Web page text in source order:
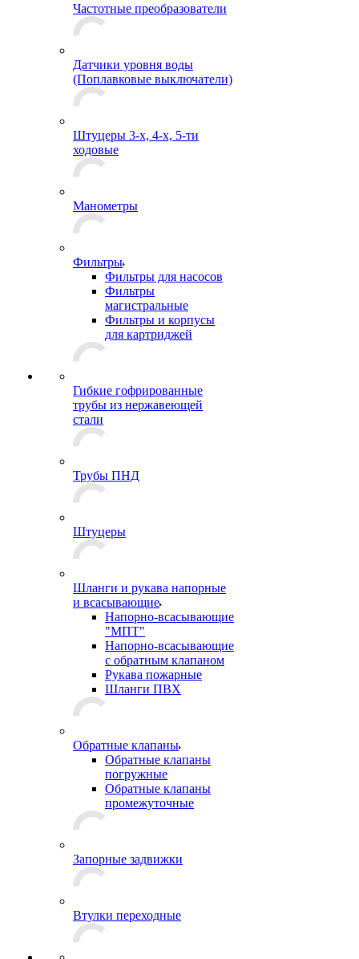
Частотные преобразователи
Датчики уровня воды
(Поплавковые выключатели)
Штуцеры 3-х, 4-х, 5-ти
ходовые
Манометры
Фильтры
Фильтры для насосов
Фильтры
магистральные
Фильтры и корпусы
для картриджей
Гибкие гофрированные
трубы из нержавеющей
стали
Трубы ПНД
Штуцеры
Шланги и рукава напорные
и всасывающие
Напорно-всасывающие
"МПТ"
Напорно-всасывающие
с обратным клапаном
Рукава пожарные
Шланги ПВХ
Обратные клапаны
Обратные клапаны
погружные
Обратные клапаны
промежуточные
Запорные задвижки
Втулки переходные